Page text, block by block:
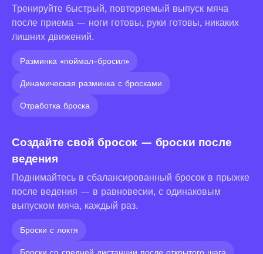
Тренируйте быстрый, повторяемый выпуск мяча
после приема — ноги готовы, руки готовы, никаких
лишних движений.
Разминка «поймал-бросил»
Динамическая разминка с бросками
Отработка броска
Создайте свой бросок — броски после
ведения
Поднимайтесь в сбалансированный бросок в прыжке
после ведения — в равновесии, с одинаковым
выпуском мяча, каждый раз.
Броски с локтя